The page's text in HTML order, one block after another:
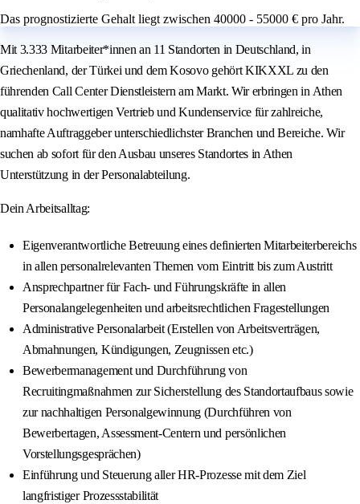
Das prognostizierte Gehalt liegt zwischen 40000 - 55000 € pro Jahr.
Mit 3.333 Mitarbeiter*innen an 11 Standorten in Deutschland, in
Griechenland, der Türkei und dem Kosovo gehört KIKXXL zu den
führenden Call Center Dienstleistern am Markt. Wir erbringen in Athen
qualitativ hochwertigen Vertrieb und Kundenservice für zahlreiche,
namhafte Auftraggeber unterschiedlichster Branchen und Bereiche. Wir
suchen ab sofort für den Ausbau unseres Standortes in Athen
Unterstützung in der Personalabteilung.
Dein Arbeitsalltag:
Eigenverantwortliche Betreuung eines definierten Mitarbeiterbereichs
in allen personalrelevanten Themen vom Eintritt bis zum Austritt
Ansprechpartner für Fach- und Führungskräfte in allen
Personalangelegenheiten und arbeitsrechtlichen Fragestellungen
Administrative Personalarbeit (Erstellen von Arbeitsverträgen,
Abmahnungen, Kündigungen, Zeugnissen etc.)
Bewerbermanagement und Durchführung von
Recruitingmaßnahmen zur Sicherstellung des Standortaufbaus sowie
zur nachhaltigen Personalgewinnung (Durchführen von
Bewerbertagen, Assessment-Centern und persönlichen
Vorstellungsgesprächen)
Einführung und Steuerung aller HR-Prozesse mit dem Ziel
langfristiger Prozessstabilität